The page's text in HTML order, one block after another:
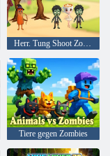
Herr. Tung Shoot Zombie
Tiere gegen Zombies